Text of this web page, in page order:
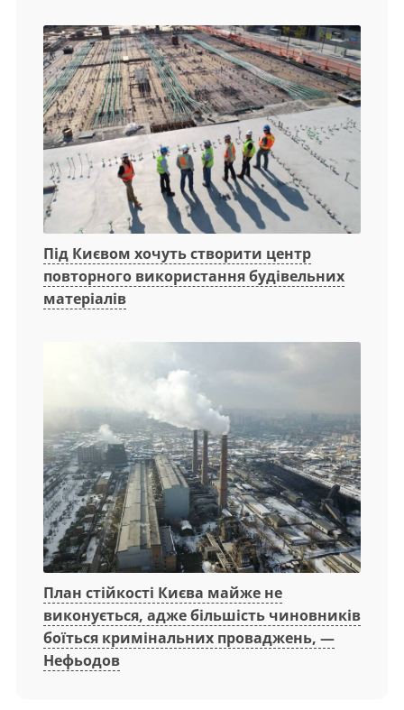
Під Києвом хочуть створити центр
повторного використання будівельних
матеріалів
План стійкості Києва майже не
виконується, адже більшість чиновників
боїться кримінальних проваджень, —
Нефьодов